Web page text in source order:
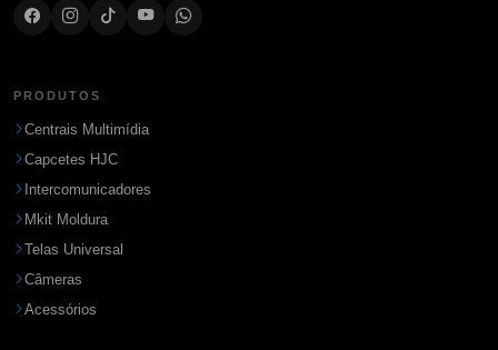
PRODUTOS
Centrais Multimídia
Capcetes HJC
Intercomunicadores
Mkit Moldura
Telas Universal
Câmeras
Acessórios